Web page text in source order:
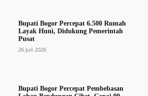
Bupati Bogor Percepat 6.500 Rumah
Layak Huni, Didukung Pemerintah
Pusat
26 Juli 2026
Bupati Bogor Percepat Pembebasan